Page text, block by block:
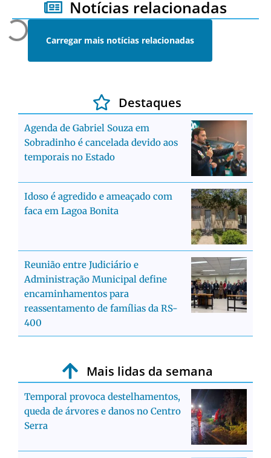
Notícias relacionadas
Carregar mais notícias relacionadas
Destaques
Agenda de Gabriel Souza em
Sobradinho é cancelada devido aos
temporais no Estado
Idoso é agredido e ameaçado com
faca em Lagoa Bonita
Reunião entre Judiciário e
Administração Municipal define
encaminhamentos para
reassentamento de famílias da RS-
400
Mais lidas da semana
Temporal provoca destelhamentos,
queda de árvores e danos no Centro
Serra